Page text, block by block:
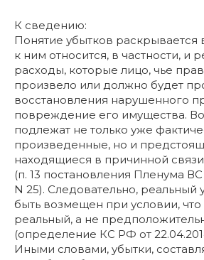
К сведению:
Понятие убытков раскрывается
к ним относится, в частности,
расходы, которые лицо, чье
произвело или должно будет
восстановления нарушенного
повреждение его имущества.
подлежат не только уже
произведенные, но и
находящиеся в причинной
(п. 13 постановления Пленума
N 25). Следовательно,
быть возмещен при условии, что
реальный, а не
(определение КС РФ от
Иными словами, убытки,